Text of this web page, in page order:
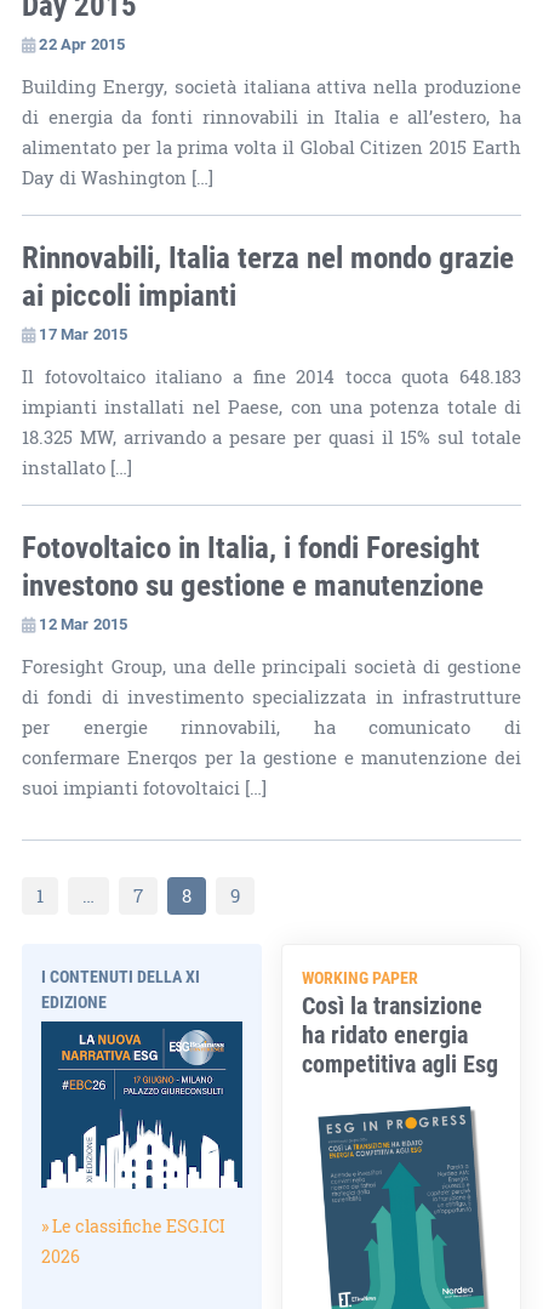
22 Apr 2015
Building Energy, società italiana attiva nella produzione
di energia da fonti rinnovabili in Italia e all’estero, ha
alimentato per la prima volta il Global Citizen 2015 Earth
Day di Washington […]
Rinnovabili, Italia terza nel mondo grazie
ai piccoli impianti
17 Mar 2015
Il fotovoltaico italiano a fine 2014 tocca quota 648.183
impianti installati nel Paese, con una potenza totale di
18.325 MW, arrivando a pesare per quasi il 15% sul totale
installato […]
Fotovoltaico in Italia, i fondi Foresight
investono su gestione e manutenzione
12 Mar 2015
Foresight Group, una delle principali società di gestione
di fondi di investimento specializzata in infrastrutture
per energie rinnovabili, ha comunicato di
confermare Enerqos per la gestione e manutenzione dei
suoi impianti fotovoltaici […]
1 … 7 8 9
I CONTENUTI DELLA XI
EDIZIONE
» Le classifiche ESG.ICI
2026
WORKING PAPER
Così la transizione
ha ridato energia
competitiva agli Esg